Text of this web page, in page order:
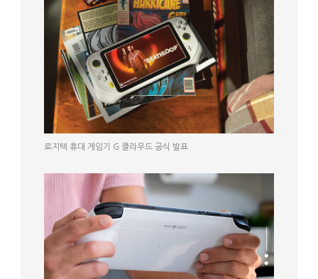
로지텍 휴대 게임기 G 클라우드 공식 발표